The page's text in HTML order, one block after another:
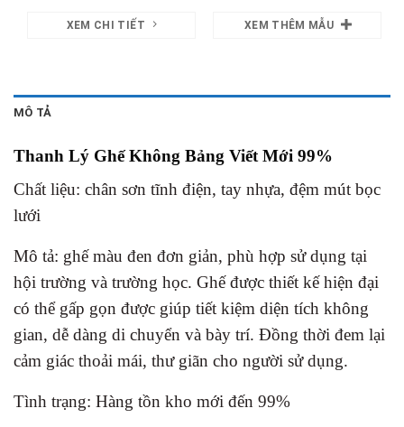
XEM CHI TIẾT XEM THÊM MẪU
MÔ TẢ
Thanh Lý Ghế Không Bảng Viết Mới 99%
Chất liệu: chân sơn tĩnh điện, tay nhựa, đệm mút bọc
lưới
Mô tả: ghế màu đen đơn giản, phù hợp sử dụng tại
hội trường và trường học. Ghế được thiết kế hiện đại
có thể gấp gọn được giúp tiết kiệm diện tích không
gian, dễ dàng di chuyển và bày trí. Đồng thời đem lại
cảm giác thoải mái, thư giãn cho người sử dụng.
Tình trạng: Hàng tồn kho mới đến 99%